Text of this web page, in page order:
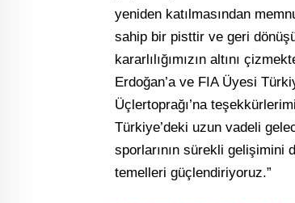
yeniden katılmasından
sahip bir pisttir ve geri
kararlılığımızın altını
Erdoğan’a ve FIA Üyesi
Üçlertoprağı’na
Türkiye’deki uzun vadeli
sporlarının sürekli gelişimini
temelleri güçlendiriyoruz.”